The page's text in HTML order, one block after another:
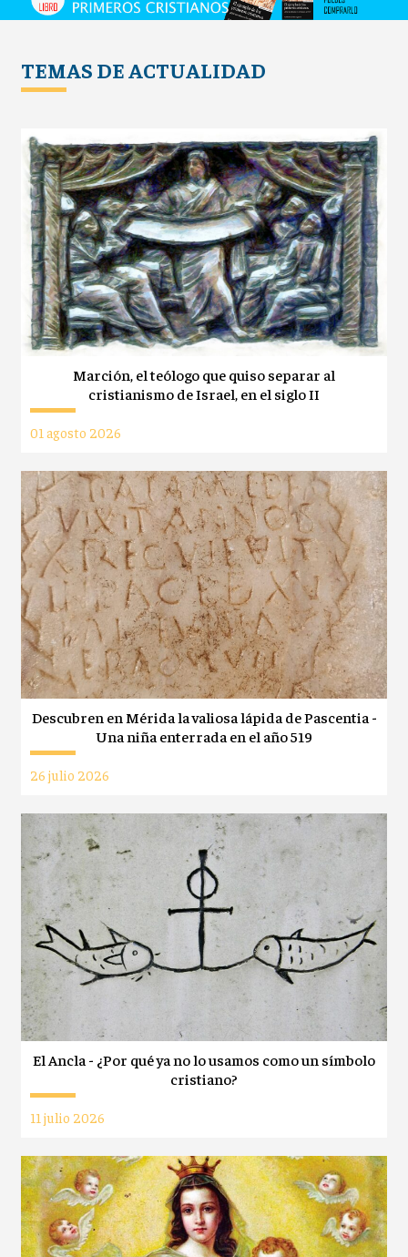
TEMAS DE ACTUALIDAD
Marción, el teólogo que quiso separar al
cristianismo de Israel, en el siglo II
01 agosto 2026
Descubren en Mérida la valiosa lápida de Pascentia -
Una niña enterrada en el año 519
26 julio 2026
El Ancla - ¿Por qué ya no lo usamos como un símbolo
cristiano?
11 julio 2026